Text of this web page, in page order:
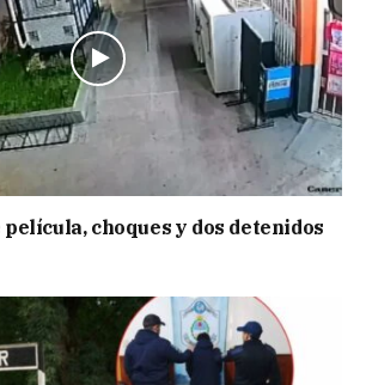
choques y dos detenidos